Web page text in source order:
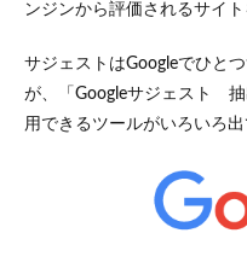
ンジンから評価されるサイ
サジェストはGoogleでひと
が、「Googleサジェスト 抽
用できるツールがいろいろ出